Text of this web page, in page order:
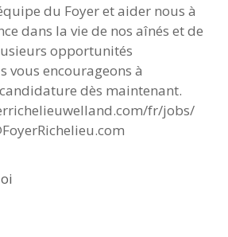
du Foyer et aider nous à
dans la vie de nos aînés et de
opportunités
vous encourageons à
dès maintenant.
fr/jobs/